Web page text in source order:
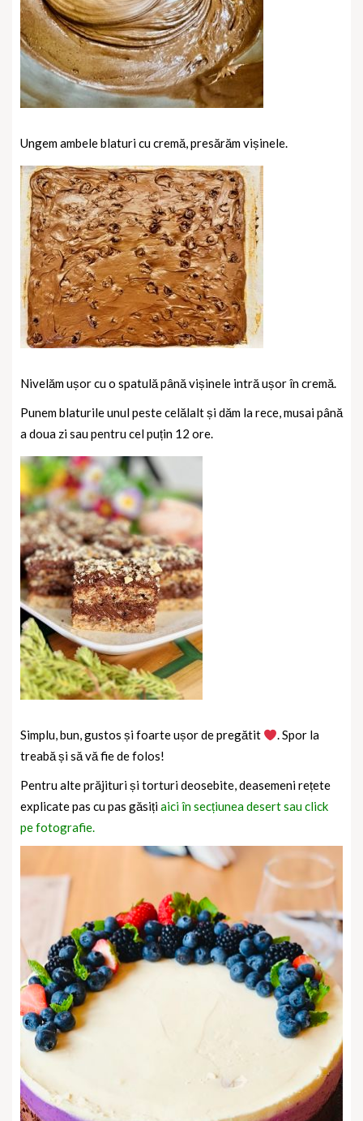
Ungem ambele blaturi cu cremă, presărăm vișinele.
Nivelăm ușor cu o spatulă până vișinele intră ușor în cremă.
Punem blaturile unul peste celălalt și dăm la rece, musai până
a doua zi sau pentru cel puțin 12 ore.
Simplu, bun, gustos și foarte ușor de pregătit
. Spor la
treabă și să vă fie de folos!
Pentru alte prăjituri și torturi deosebite, deasemeni rețete
explicate pas cu pas găsițiaici în secțiunea desert sau click
pe fotografie.